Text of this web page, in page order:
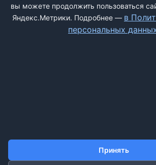
ПОЛИТИКА ОБРАБОТКИ
вы можете продолжить пользоваться
Яндекс.Метрики. Подробнее — в
персональных
Принять